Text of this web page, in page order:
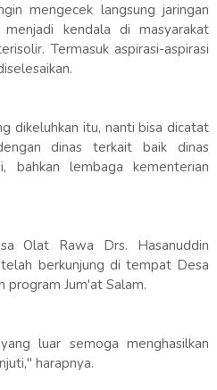
mengecek langsung jaringan
kendala di masyarakat
Termasuk aspirasi-aspirasi
dikeluhkan itu, nanti bisa dicatat
dinas terkait baik dinas
bahkan lembaga kementerian
Olat Rawa Drs. Hasanuddin
berkunjung di tempat Desa
program Jum'at Salam.
luar semoga menghasilkan
harapnya.